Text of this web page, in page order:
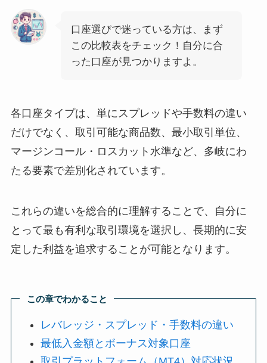
口座選びで迷っている方は、まず
この比較表をチェック！自分に合
った口座が見つかりますよ。
各口座タイプは、単にスプレッドや手数料の違い
だけでなく、取引可能な商品数、最小取引単位、
マージンコール・ロスカット水準など、多岐にわ
たる要素で差別化されています。
これらの違いを総合的に理解することで、自分に
とって最も有利な取引環境を選択し、長期的に安
定した利益を追求することが可能となります。
この章でわかること
レバレッジ・スプレッド・手数料の違い
最低入金額とボーナス対象口座